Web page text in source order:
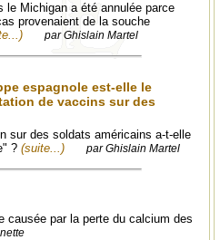
le Michigan a été annulée parce
provenaient de la souche
par Ghislain Martel
espagnole est-elle le
de vaccins sur des
sur des soldats américains a-t-elle
? (suite...) par Ghislain Martel
causée par la perte du calcium des